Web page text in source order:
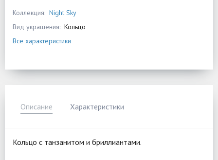
Коллекция: Night Sky
Вид украшения: Кольцо
Все характеристики
Описание Характеристики
Кольцо с танзанитом и бриллиантами.